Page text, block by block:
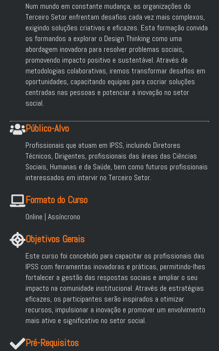
Num mundo em constante mudança, as organizações do
Terceiro Setor enfrentam desafios cada vez mais complexos,
exigindo soluções criativas e eficazes. Esta formação convida
os formandos a explorar o Design Thinking como uma
abordagem inovadora para resolver problemas sociais,
promovendo impacto positivo e sustentável. Através de
metodologias colaborativas, iremos transformar desafios em
oportunidades, capacitando equipas para cocriar soluções
centradas nas pessoas e potenciar a inovação no setor
social.
Público-Alvo
Profissionais que atuam em IPSS, incluindo Diretores
Técnicos, Dirigentes, profissionais das áreas das Ciências
Sociais, Humanas e da Saúde, bem como futuros profissionais
interessados em intervir no Terceiro Setor.
Formato do Curso
Online | Assíncrono
Objetivos Gerais
Este curso foi concebido para capacitar os profissionais das
IPSS com ferramentas inovadoras e práticas, permitindo-lhes
fortalecer a gestão das respostas sociais e ampliar o seu
impacto na comunidade institucional. Através de estratégias
eficazes, os participantes serão inspirados a otimizar
recursos, impulsionar a inovação e promover um envolvimento
mais ativo e significativo no setor social.
Pré-Requisitos